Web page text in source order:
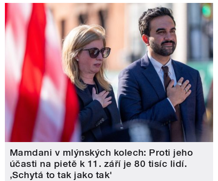
Mamdani v mlýnských kolech: Proti jeho
účasti na pietě k 11. září je 80 tisíc lidí.
‚Schytá to tak jako tak'